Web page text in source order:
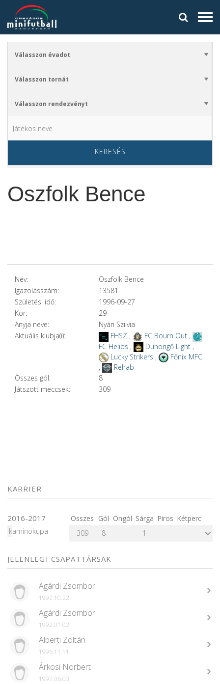
KERESÉS
Oszfolk Bence
Név:
Oszfolk Bence
Igazolásszám:
13581
Születési idő:
1996-09-27
Kor:
29
Anyja neve:
Nyári Szilvia
Aktuális klubja(i):
FHSZ , FC Bourn Out,
FC Helios , Dühöngő Light,
Lucky Strikers ,
Főnix MFC
,
Rehab
Összes gól:
8
Játszott meccsek:
309
KARRIER
2016-2017 Összes Gól Öngól Sárga Piros Kétperc
kaminokupa
309 8 - 1 - -
JELENLEGI CSAPATTÁRSAK
Agárdi Zsombor
1992.10.22
Agárdi Zsombor
1992.01.02
Alberti Zoltán
1996.11.11
Árkosi Norbert
1997.06.03